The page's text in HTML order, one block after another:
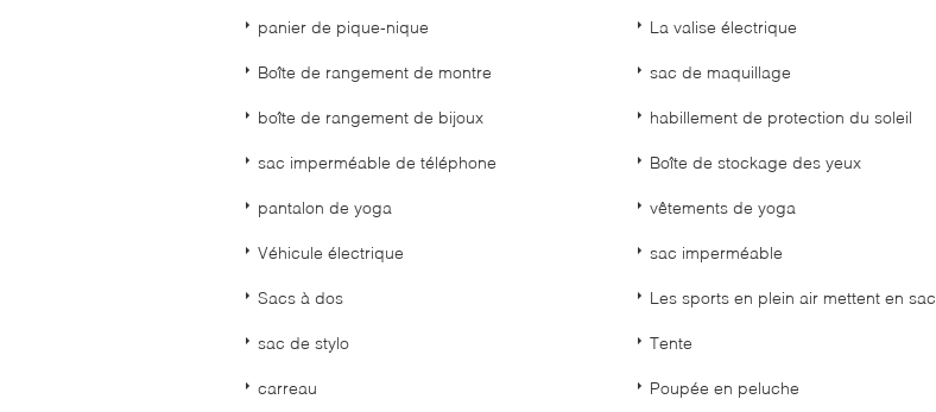
panier de pique-nique La valise électrique
Boîte de rangement de montre sac de maquillage
boîte de rangement de bijoux habillement de protection du soleil
sac imperméable de téléphone Boîte de stockage des yeux
pantalon de yoga vêtements de yoga
Véhicule électrique sac imperméable
Sacs à dos Les sports en plein air mettent en sac
sac de stylo Tente
carreau Poupée en peluche